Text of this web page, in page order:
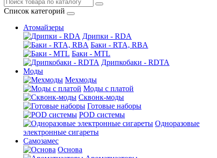
Список категорий
Атомайзеры
Дрипки - RDA
Баки - RTA, RBA
Баки - MTL
Дрипкобаки - RDTA
Моды
Мехмоды
Моды с платой
Сквонк-моды
Готовые наборы
POD системы
Одноразовые
электронные сигареты
Самозамес
Основа